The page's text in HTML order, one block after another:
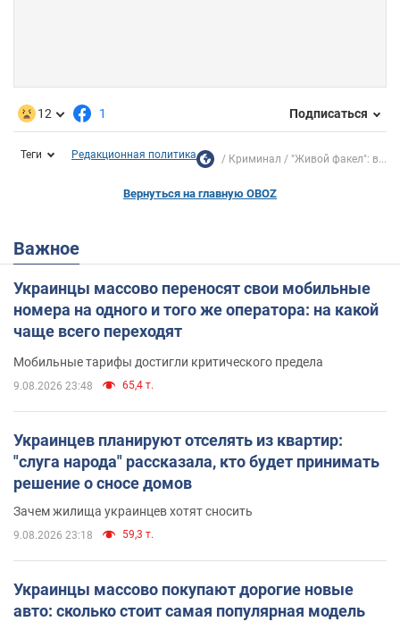
12 1 Подписаться
Теги Редакционная политика Криминал "Живой факел": в...
Вернуться на главную OBOZ
Важное
Украинцы массово переносят свои мобильные
номера на одного и того же оператора: на какой
чаще всего переходят
Мобильные тарифы достигли критического предела
9.08.2026 23:48 65,4 т.
Украинцев планируют отселять из квартир:
"слуга народа" рассказала, кто будет принимать
решение о сносе домов
Зачем жилища украинцев хотят сносить
9.08.2026 23:18 59,3 т.
Украинцы массово покупают дорогие новые
авто: сколько стоит самая популярная модель